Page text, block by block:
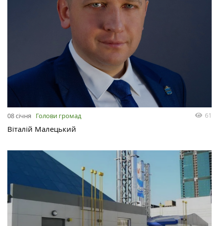
08 січня Голови громад 61
Віталій Малецький